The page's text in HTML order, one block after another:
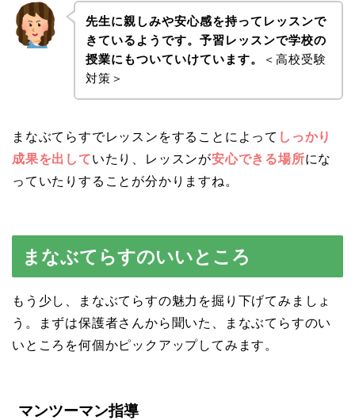
先生に親しみや安心感を持ってレッスンで
きているようです。予習レッスンで学校の
授業にもついていけています。
＜高校受験
対策＞
まなぶてらすでレッスンをすることによって しっかり
成果を出していたり、レッスンが安心できる場所にな
っていたりすることが分かりますね。
まなぶてらすのいいところ
もう少し、まなぶてらすの魅力を掘り下げてみましょ
う。まずは保護者さんから聞いた、まなぶてらすのい
いところを何個かピックアップしてみます。
マンツーマン指導